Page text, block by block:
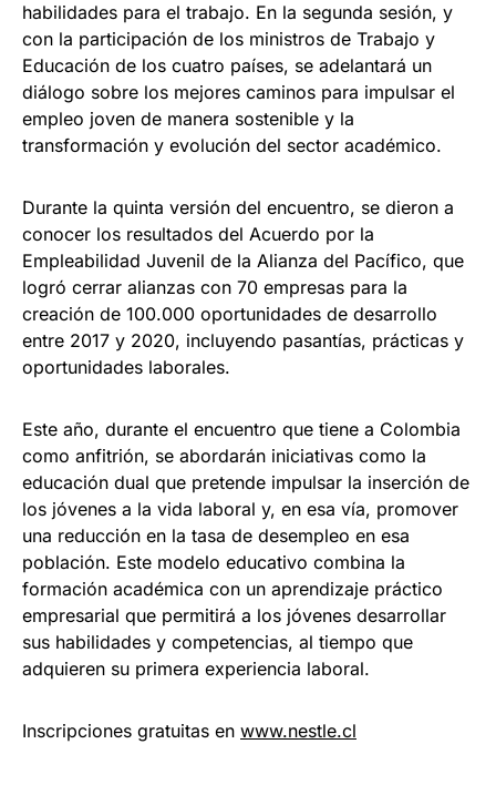
habilidades para el trabajo. En la segunda sesión, y
con la participación de los ministros de Trabajo y
Educación de los cuatro países, se adelantará un
diálogo sobre los mejores caminos para impulsar el
empleo joven de manera sostenible y la
transformación y evolución del sector académico.
Durante la quinta versión del encuentro, se dieron a
conocer los resultados del Acuerdo por la
Empleabilidad Juvenil de la Alianza del Pacífico, que
logró cerrar alianzas con 70 empresas para la
creación de 100.000 oportunidades de desarrollo
entre 2017 y 2020, incluyendo pasantías, prácticas y
oportunidades laborales.
Este año, durante el encuentro que tiene a Colombia
como anfitrión, se abordarán iniciativas como la
educación dual que pretende impulsar la inserción de
los jóvenes a la vida laboral y, en esa vía, promover
una reducción en la tasa de desempleo en esa
población. Este modelo educativo combina la
formación académica con un aprendizaje práctico
empresarial que permitirá a los jóvenes desarrollar
sus habilidades y competencias, al tiempo que
adquieren su primera experiencia laboral.
Inscripciones gratuitas en www.nestle.cl